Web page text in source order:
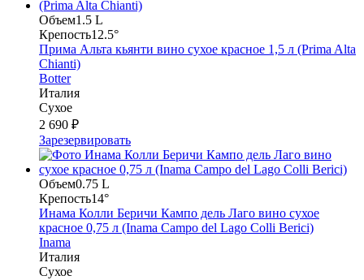
Объем1.5 L
Крепость12.5°
Прима Альта кьянти вино сухое красное 1,5 л (Prima Alta
Chianti)
Botter
Италия
Сухое
2 690 ₽
Зарезервировать
Объем0.75 L
Крепость14°
Инама Колли Беричи Кампо дель Лаго вино сухое
красное 0,75 л (Inama Campo del Lago Colli Berici)
Inama
Италия
Сухое